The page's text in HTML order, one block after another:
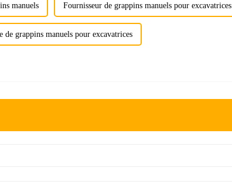
manuels Fournisseur de grappins manuels pour excavatrices
de grappins manuels pour excavatrices